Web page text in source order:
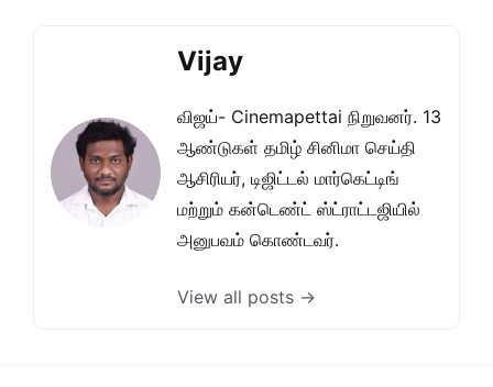
Vijay
விஜய்- Cinemapettai நிறுவனர். 13
ஆண்டுகள் தமிழ் சினிமா செய்தி
ஆசிரியர், டிஜிட்டல் மார்கெட்டிங்
மற்றும் கன்டெண்ட் ஸ்ட்ராட்டஜியில்
அனுபவம் கொண்டவர்.
View all posts →